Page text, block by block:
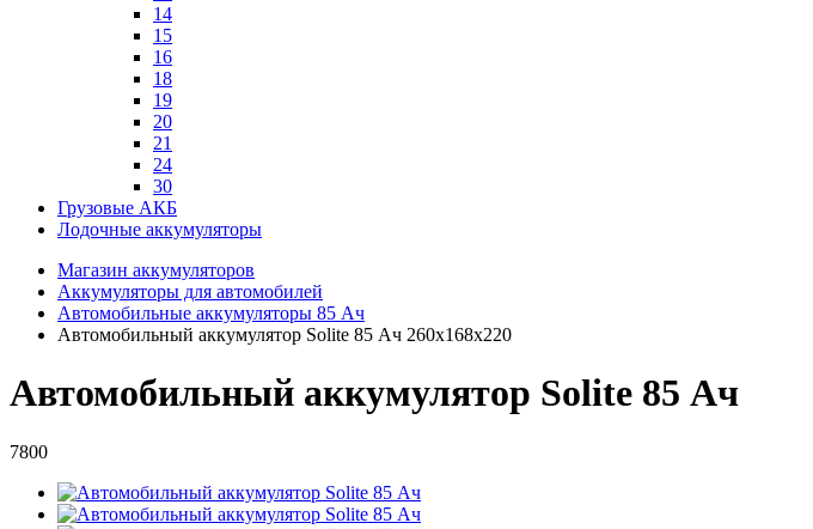
14
15
16
18
19
20
21
24
30
Грузовые АКБ
Лодочные аккумуляторы
Магазин аккумуляторов
Аккумуляторы для автомобилей
Автомобильные аккумуляторы 85 Ач
Автомобильный аккумулятор Solite 85 Ач 260x168x220
Автомобильный аккумулятор Solite 85 Ач
7800